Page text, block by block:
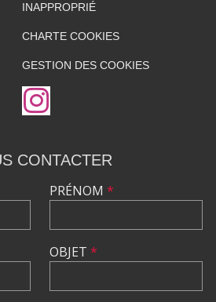
INAPPROPRIÉ
CHARTE COOKIES
GESTION DES COOKIES
CONTACTER
PRÉNOM *
OBJET *